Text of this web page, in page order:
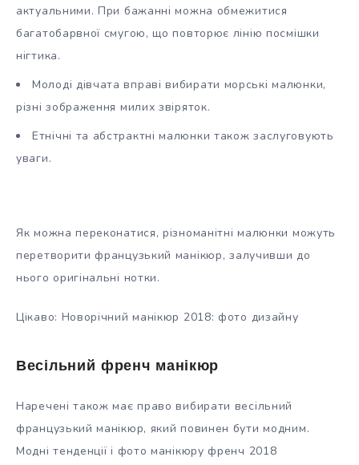
актуальними. При бажанні можна обмежитися
багатобарвної смугою, що повторює лінію посмішки
нігтика.
Молоді дівчата вправі вибирати морські малюнки,
різні зображення милих звіряток.
Етнічні та абстрактні малюнки також заслуговують
уваги.
Як можна переконатися, різноманітні малюнки можуть
перетворити французький манікюр, залучивши до
нього оригінальні нотки.
Цікаво: Новорічний манікюр 2018: фото дизайну
Весільний френч манікюр
Наречені також має право вибирати весільний
французький манікюр, який повинен бути модним.
Модні тенденції і фото манікюру френч 2018